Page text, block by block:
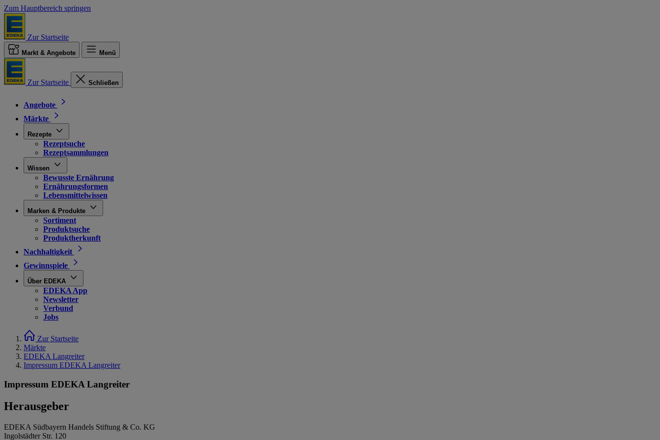
Zum Hauptbereich springen
Zur Startseite
Markt & Angebote Menü
Zur Startseite Schließen
Angebote
Märkte
Rezepte
Rezeptsuche
Rezeptsammlungen
Wissen
Bewusste Ernährung
Ernährungsformen
Lebensmittelwissen
Marken & Produkte
Sortiment
Produktsuche
Produktherkunft
Nachhaltigkeit
Gewinnspiele
Über EDEKA
EDEKA App
Newsletter
Verbund
Jobs
Zur Startseite
Märkte
EDEKA Langreiter
Impressum EDEKA Langreiter
Impressum EDEKA Langreiter
Herausgeber
EDEKA Südbayern Handels Stiftung & Co. KG
Ingolstädter Str. 120